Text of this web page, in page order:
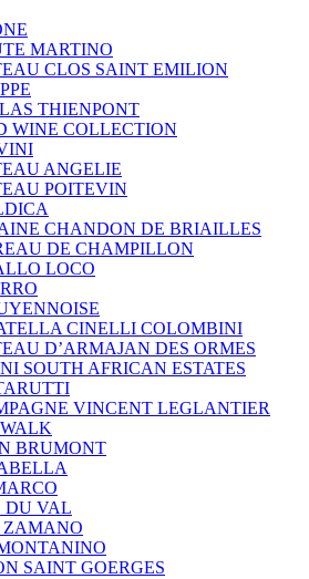
MARTINO
CLOS SAINT EMILION
THIENPONT
WINE COLLECTION
ANGELIE
POITEVIN
CHANDON DE BRIAILLES
DE CHAMPILLON
LOCO
CINELLI COLOMBINI
D’ARMAJAN DES ORMES
SOUTH AFRICAN ESTATES
VINCENT LEGLANTIER
BRUMONT
DU VAL
SAINT GOERGES